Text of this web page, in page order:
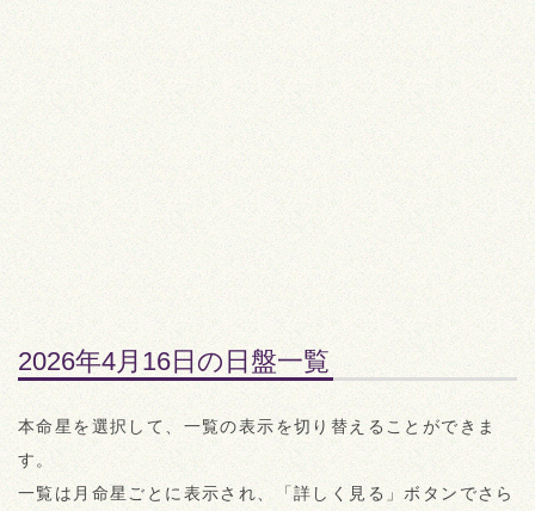
2026年4月16日の日盤一覧
本命星を選択して、一覧の表示を切り替えることができま
す。
一覧は月命星ごとに表示され、「詳しく見る」ボタンでさら